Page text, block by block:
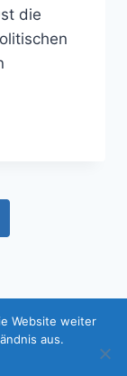
die
(EBB) -
Website weiter
aus.